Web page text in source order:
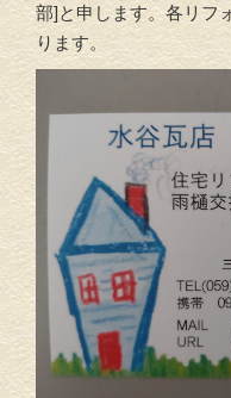
部]と申します。各リフ
ります。